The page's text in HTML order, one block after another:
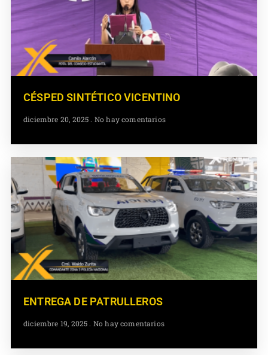
CÉSPED SINTÉTICO VICENTINO
diciembre 20, 2025 No hay comentarios
ENTREGA DE PATRULLEROS
diciembre 19, 2025 No hay comentarios